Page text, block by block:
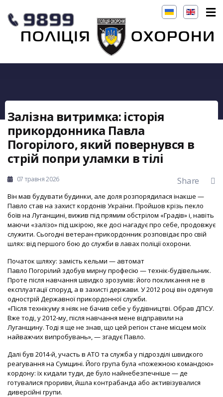
Залізна витримка: історія
прикордонника Павла
Погорілого, який повернувся в
стрій попри уламки в тілі
07 травня 2026 Share
Він мав будувати будинки, але доля розпорядилася інакше —
Павло став на захист кордонів України. Пройшов крізь пекло
боїв на Луганщині, вижив під прямим обстрілом «Градів» і, навіть
маючи «залізо» під шкірою, яке досі нагадує про себе, продовжує
служити. Сьогодні ветеран-прикордонник розповідає про свій
шлях: від першого бою до служби в лавах поліції охорони.
Початок шляху: замість кельми — автомат
Павло Погорілий здобув мирну професію — технік-будівельник.
Проте після навчання швидко зрозумів: його покликання не в
експлуатації споруд, а в захисті держави. У 2012 році він одягнув
однострій Державної прикордонної служби.
«Після технікуму я ніяк не бачив себе у будівництві. Обрав ДПСУ.
Вже тоді, у 2012-му, після навчання мене відправили на
Луганщину. Тоді я ще не знав, що цей регіон стане місцем моїх
найважчих випробувань», — згадує Павло.
Далі був 2014-й, участь в АТО та служба у підрозділі швидкого
реагування на Сумщині. Його група була «пожежною командою»
кордону: їх кидали туди, де було найнебезпечніше — де
готувалися прориви, йшла контрабанда або активізувалися
диверсійні групи.